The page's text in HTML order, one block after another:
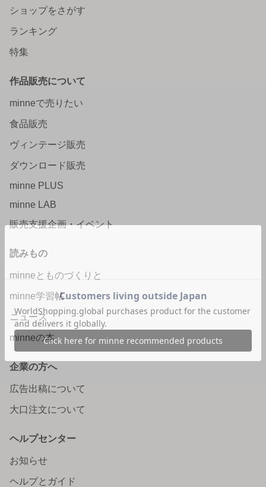
ショップをさがす
ランキング
特集
作品販売について
minneで売りたい
食品販売
ヴィンテージ販売
ダウンロード販売
minne PLUS
minne LAB
販売支援企画・イベント
読みもの
minneとものづくりと
minne学習帖
ニュース
minneの本
企業の方へ
広告出稿について
大口注文について
ヘルプセンター
お知らせ
ヘルプとガイド